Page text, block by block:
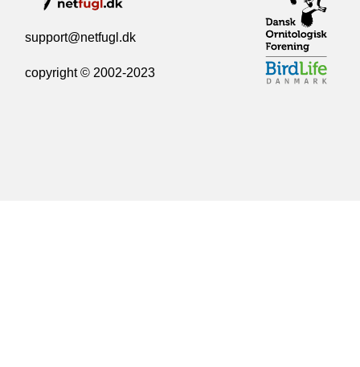
support@netfugl.dk
copyright © 2002-2023